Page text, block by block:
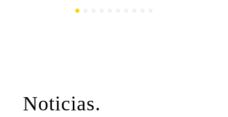
Noticias.